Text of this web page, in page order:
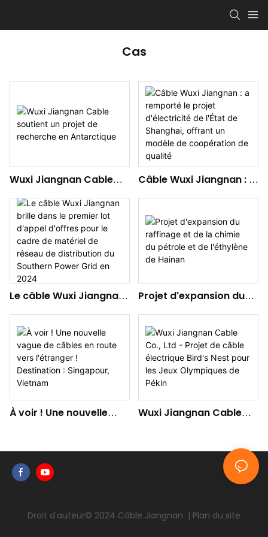
Cas
Wuxi Jiangnan Cable
recherche en
Antarctique
Câble Wuxi Jiangnan : a
Shanghai, offrant un
modèle de coopération
de qualité
Le câble Wuxi Jiangnan
d'appel d'offres pour le
cadre de matériel de
réseau de distribution
du Southern Power Grid
en 2024
Projet d'expansion du
du pétrole et de
l'éthylène de Hainan
À voir ! Une nouvelle
Destination : Singapour,
Vietnam
Wuxi Jiangnan Cable
Nest pour les Jeux
Olympiques de Pékin
Droit d'auteur© 2024 Câble Jiangnan | Plan du site